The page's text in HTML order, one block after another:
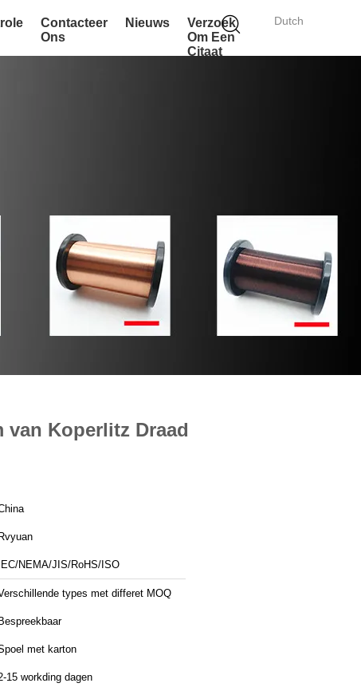
Dutch
Contacteer
Ons
Nieuws
Verzoek
Om Een
Citaat
van Koperlitz Draad
Rvyuan
IEC/NEMA/JIS/RoHS/ISO
types met differet MOQ
Bespreekbaar
met karton
15 workding dagen